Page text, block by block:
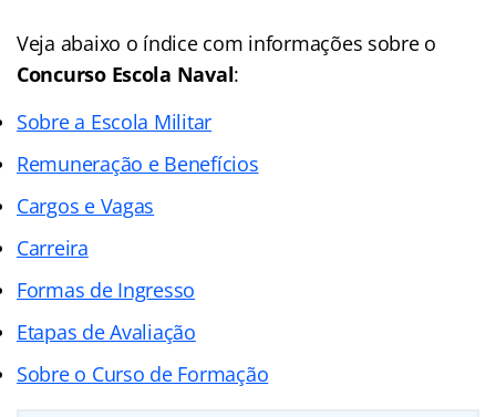
Veja abaixo o índicecom informações sobre o
Concurso Escola Naval:
Sobre a Escola Militar
Remuneração e Benefícios
Cargos e Vagas
Carreira
Formas de Ingresso
Etapas de Avaliação
Sobre o Curso de Formação